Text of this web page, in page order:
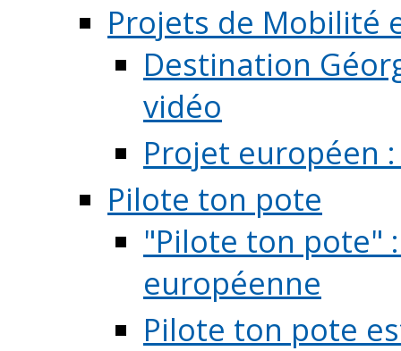
Projets de Mobilité
Destination
vidéo
Projet européen
Pilote ton pote
"Pilote ton pote"
européenne
Pilote ton pote